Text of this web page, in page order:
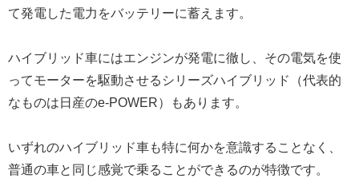
て発電した電力をバッテリーに蓄えます。
ハイブリッド車にはエンジンが発電に徹し、その電気を使
ってモーターを駆動させるシリーズハイブリッド（代表的
なものは日産のe-POWER）もあります。
いずれのハイブリッド車も特に何かを意識することなく、
普通の車と同じ感覚で乗ることができるのが特徴です。